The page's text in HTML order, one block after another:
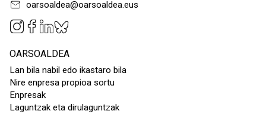
oarsoaldea@oarsoaldea.eus
OARSOALDEA
Lan bila nabil edo ikastaro bila
Nire enpresa propioa sortu
Enpresak
Laguntzak eta dirulaguntzak